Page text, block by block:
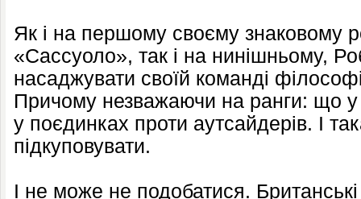
Як і на першому своєму знаковому
«Сассуоло», так і на нинішньому,
насаджувати своїй команді
Причому незважаючи на ранги: що у
у поєдинках проти аутсайдерів. І
підкуповувати.
І не може не подобатися.